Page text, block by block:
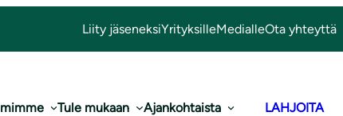
Liity jäseneksiYrityksilleMedialleOta yhteyttä
Tule mukaan Ajankohtaista LAHJOITA